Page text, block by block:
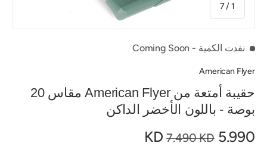
1
/من
7
نفدت الكمية - Coming Soon
American Flyer
حقيبة أمتعة من American Flyer مقاس 20
بوصة - باللون الأخضر الداكن
5.990 KD
7.490 KD